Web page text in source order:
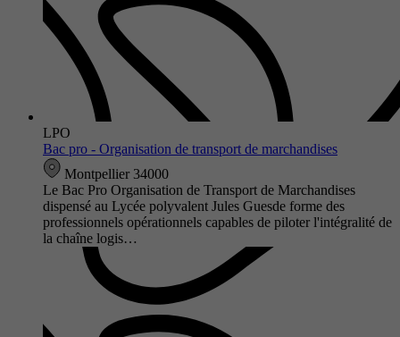
LPO
Bac pro - Organisation de transport de marchandises
Montpellier 34000
Le Bac Pro Organisation de Transport de Marchandises
dispensé au Lycée polyvalent Jules Guesde forme des
professionnels opérationnels capables de piloter l'intégralité de
la chaîne logis…